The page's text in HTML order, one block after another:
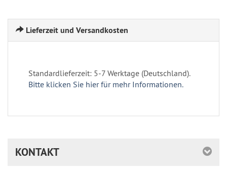
Lieferzeit und Versandkosten
Standardlieferzeit: 5-7 Werktage (Deutschland).
Bitte klicken Sie hier für mehr Informationen.
KONTAKT